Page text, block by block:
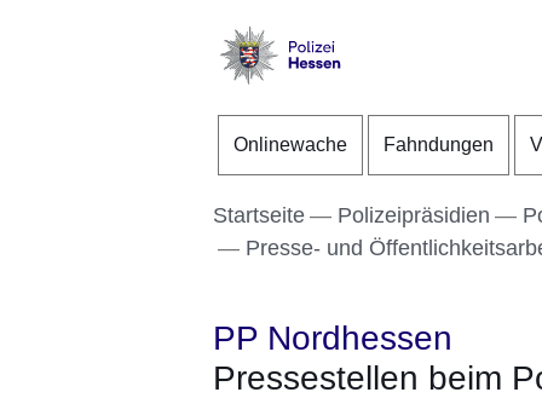
Direkt zum Kopf der
Direkt zum Inhalt
Direkt zum Fuß der
Hessen
Onlinewache Fahndungen
Startseite Polizeipräsidien
Presse- und
PP Nordhessen
Pressestellen beim